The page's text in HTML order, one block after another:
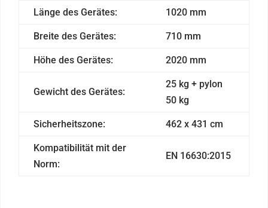
Länge des Gerätes: 1020 mm
Breite des Gerätes: 710 mm
Höhe des Gerätes: 2020 mm
Gewicht des Gerätes:
25 kg + pylon
50 kg
Sicherheitszone: 462 x 431 cm
Kompatibilität mit der
Norm:
EN 16630:2015